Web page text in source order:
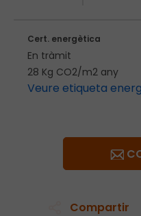
Cert. energètica
En tràmit
28 Kg CO2/m2 any
Veure etiqueta
Compartir